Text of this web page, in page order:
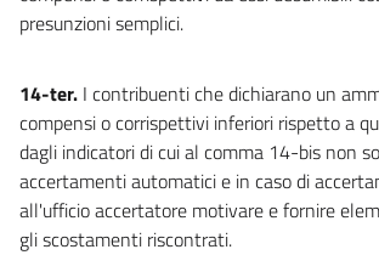
presunzioni semplici.
14-ter. I contribuenti che dichiarano un
compensi o corrispettivi inferiori rispetto a
dagli indicatori di cui al comma 14-bis non
accertamenti automatici e in caso di
all'ufficio accertatore motivare e fornire
gli scostamenti riscontrati.